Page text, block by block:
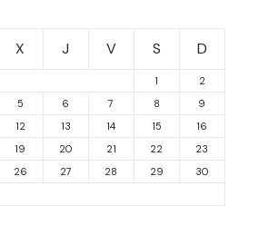
X J V S D
1
2
5 6 7 8
9
12 13 14 15
16
19 20 21 22
23
26 27 28 29
30